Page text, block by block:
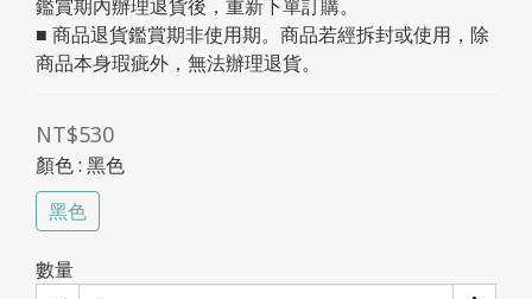
鑑賞期內辦理退貨後，重新下單訂購。
■ 商品退貨鑑賞期非使用期。商品若經拆封或使用，除
商品本身瑕疵外，無法辦理退貨。
NT$530
顏色: 黑色
黑色
數量